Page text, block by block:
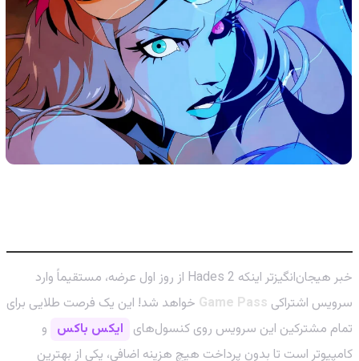
خبر هیجان‌انگیزتر اینکه Hades 2 از روز اول عرضه، مستقیماً وارد
سرویس اشتراکی Game Pass خواهد شد! این یک فرصت طلایی برای
تمام مشترکین این سرویس روی کنسول‌های ایکس باکس و
کامپیوتر است تا بدون پرداخت هیچ هزینه اضافی، یکی از بهترین